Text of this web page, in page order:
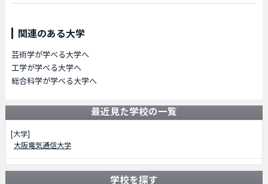
関連のある大学
芸術学が学べる大学へ
工学が学べる大学へ
総合科学が学べる大学へ
最近見た学校の一覧
[大学]
大阪電気通信大学
学校を探す